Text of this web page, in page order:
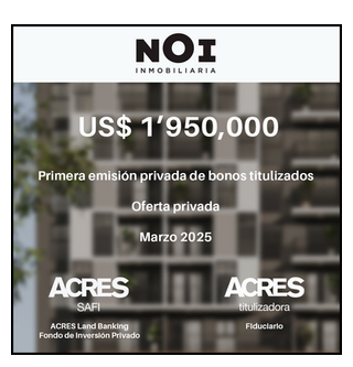
S.A., el cual permitirá emisiones hasta por S/